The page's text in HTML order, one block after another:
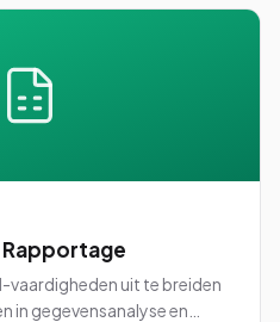
Rapportage
vaardigheden uit te breiden
in gegevensanalyse en